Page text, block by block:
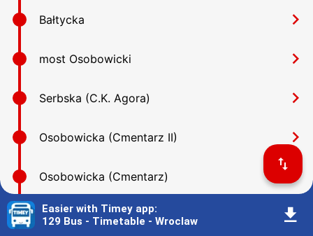
Bałtycka 󰅂
most Osobowicki 󰅂
Serbska (C.K. Agora) 󰅂
Osobowicka (Cmentarz II) 󰅂
Osobowicka (Cmentarz) 󰅂
most Milenijny 󰅂
󰓢
Easier with Timey app:
129 Bus - Timetable - Wroclaw
󰇚